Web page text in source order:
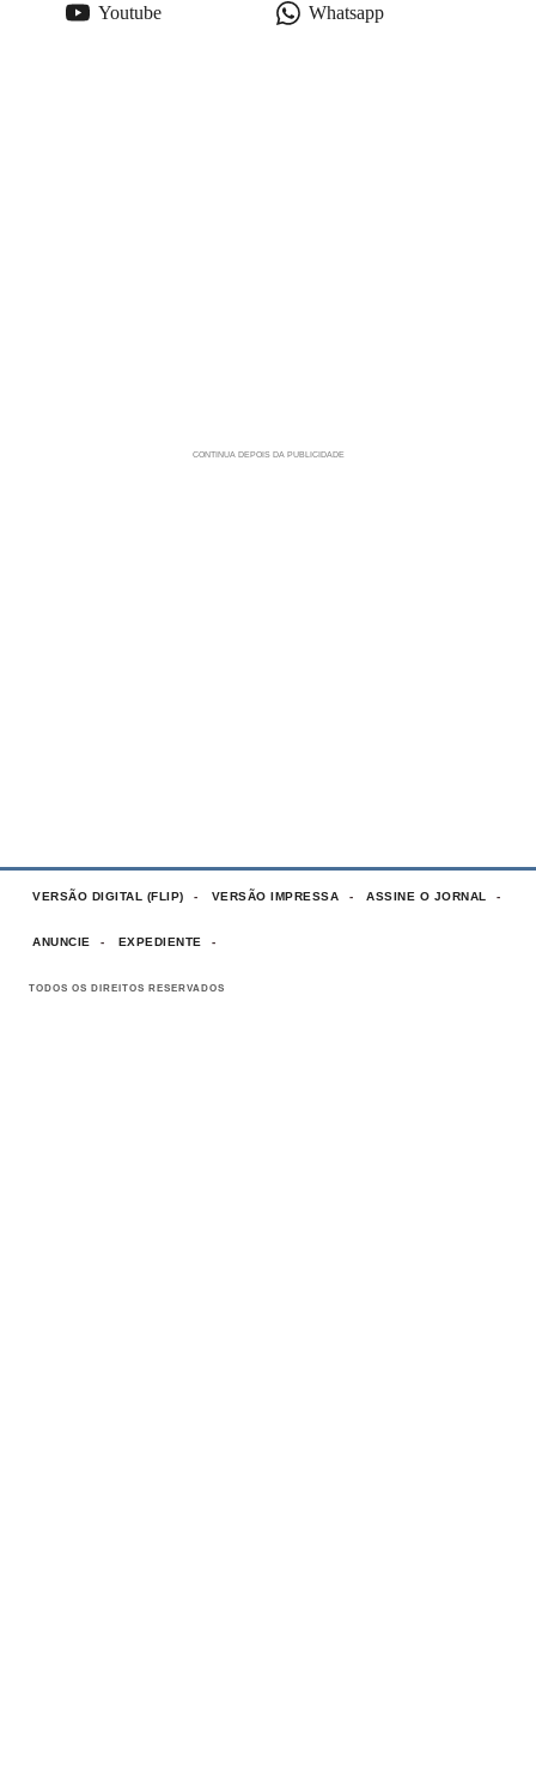
Youtube Whatsapp
VERSÃO DIGITAL (FLIP) VERSÃO IMPRESSA ASSINE O JORNAL
ANUNCIE EXPEDIENTE
TODOS OS DIREITOS RESERVADOS